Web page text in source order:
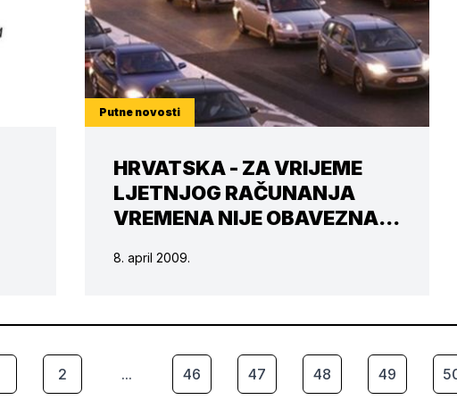
Putne novosti
HRVATSKA - ZA VRIJEME
LJETNJOG RAČUNANJA
VREMENA NIJE OBAVEZNA
SVJETLIMA DANJU
8. april 2009.
2 ... 46 47 48 49